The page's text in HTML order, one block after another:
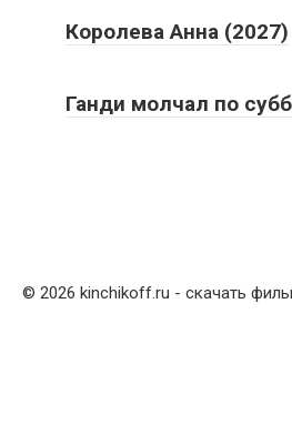
Королева Анна (2027)
Ганди молчал по
© 2026 kinchikoff.ru - скачать